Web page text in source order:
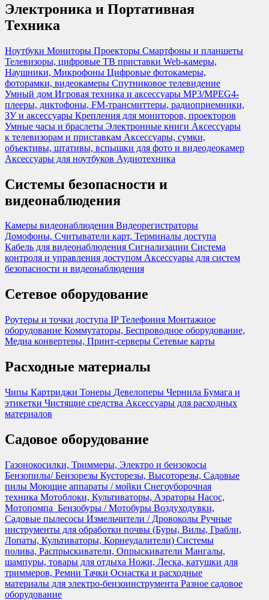
Электроника и Портативная
Техника
Ноутбуки Мониторы Проекторы Смартфоны и планшеты
Телевизоры, цифровые ТВ приставки Web-камеры,
Наушники, Микрофоны Цифровые фотокамеры,
фоторамки, видеокамеры Спутниковое телевидение
Умный дом Игровая техника и аксессуары MP3/MPEG4-
плееры, диктофоны, FM-трансмиттеры, радиоприемники,
ЗУ и аксессуары Крепления для мониторов, проекторов
Умные часы и браслеты Электронные книги Аксессуары
к телевизорам и приставкам Аксессуары, сумки,
объективы, штативы, вспышки для фото и видеодеокамер
Аксессуары для ноутбуков Аудиотехника
Системы безопасности и
видеонаблюдения
Камеры видеонаблюдения Видеорегистраторы
Домофоны, Считыватели карт, Терминалы доступа
Кабель для видеонаблюдения Сигнализации Система
контроля и управления доступом Аксессуары для систем
безопасности и видеонаблюдения
Сетевое оборудование
Роутеры и точки доступа IP Телефония Монтажное
оборудование Коммутаторы, Беспроводное оборудование,
Медиа конвертеры, Принт-серверы Сетевые карты
Расходные материалы
Чипы Картриджи Тонеры Девелоперы Чернила Бумага и
этикетки Чистящие средства Аксессуары для расходных
материалов
Садовое оборудование
Газонокосилки, Триммеры, Электро и бензокосы
Бензопилы/ Бензорезы Кусторезы, Высоторезы, Садовые
пилы Моющие аппараты / мойки Снегоуборочная
техника Мотоблоки, Культиваторы, Аэраторы Насос,
Мотопомпа Бензобуры / Мотобуры Воздуходувки,
Садовые пылесосы Измельчители / Дровоколы Ручные
инструменты для обработки почвы (Буры, Вилы, Грабли,
Лопаты, Культиваторы, Корнеудалители) Системы
полива, Распрыскиватели, Опрыскиватели Мангалы,
шампуры, товары для отдыха Ножи, Леска, катушки для
триммеров, Ремни Тачки Оснастка и расходные
материалы для электро-бензоинструмента Разное садовое
оборудование